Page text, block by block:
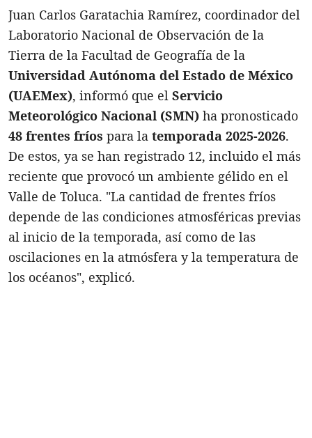
Juan Carlos Garatachia Ramírez, coordinador del
Laboratorio Nacional de Observación de la
Tierra de la Facultad de Geografía de la
Universidad Autónoma del Estado de México
(UAEMex), informó que el Servicio
Meteorológico Nacional (SMN) ha pronosticado
48 frentes fríos para la temporada 2025-2026.
De estos, ya se han registrado 12, incluido el más
reciente que provocó un ambiente gélido en el
Valle de Toluca. "La cantidad de frentes fríos
depende de las condiciones atmosféricas previas
al inicio de la temporada, así como de las
oscilaciones en la atmósfera y la temperatura de
los océanos", explicó.